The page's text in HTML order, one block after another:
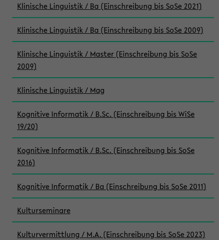
Klinische Linguistik / Ba (Einschreibung bis SoSe 2021)
Klinische Linguistik / Ba (Einschreibung bis SoSe 2009)
Klinische Linguistik / Master (Einschreibung bis SoSe
2009)
Klinische Linguistik / Mag
Kognitive Informatik / B.Sc. (Einschreibung bis WiSe
19/20)
Kognitive Informatik / B.Sc. (Einschreibung bis SoSe
2016)
Kognitive Informatik / Ba (Einschreibung bis SoSe 2011)
Kulturseminare
Kulturvermittlung / M.A. (Einschreibung bis SoSe 2023)